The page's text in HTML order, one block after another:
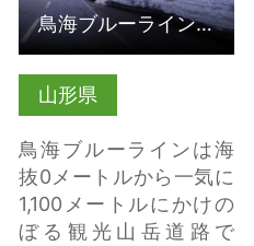
山形県
鳥海ブルーラインは海
抜0メートルから一気に
1,100メートルにかけの
ぼる観光山岳道路で
鳥海ブルーライン(山形県遊佐町)